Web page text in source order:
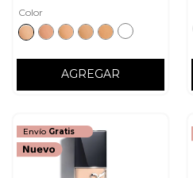
Color
AGREGAR
Envío Gratis